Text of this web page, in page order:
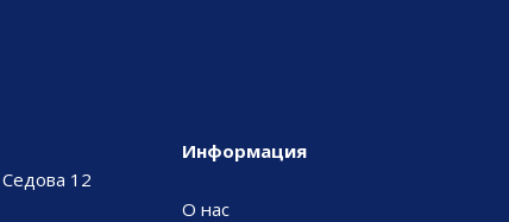
12
Информация
О нас